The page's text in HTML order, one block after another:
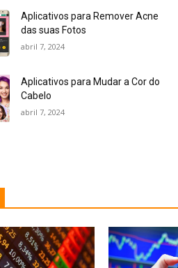
Aplicativos para Remover Acne
das suas Fotos
abril 7, 2024
Aplicativos para Mudar a Cor do
Cabelo
abril 7, 2024